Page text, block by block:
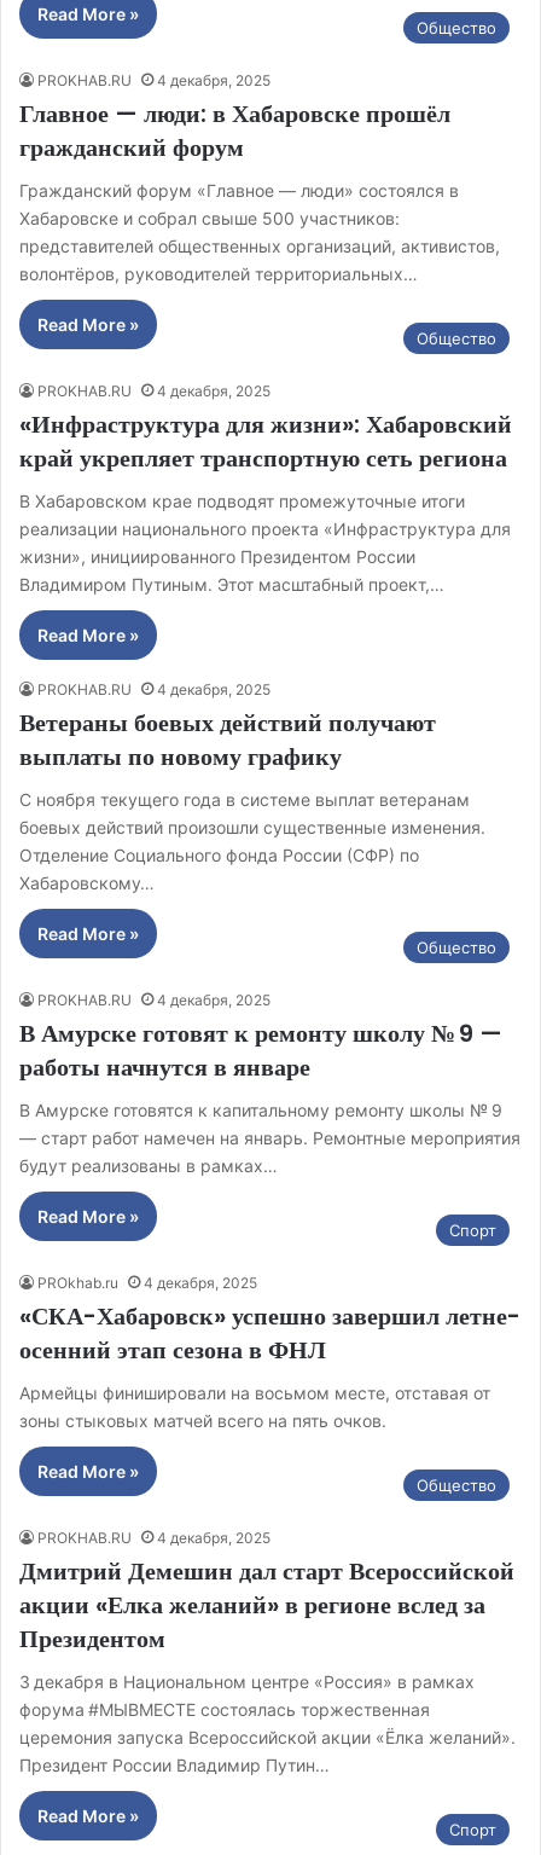
Read More »
Общество
PROKHAB.RU 4 декабря, 2025
Главное — люди: в Хабаровске прошёл
гражданский форум
Гражданский форум «Главное — люди» состоялся в
Хабаровске и собрал свыше 500 участников:
представителей общественных организаций, активистов,
волонтёров, руководителей территориальных…
Read More »
Общество
PROKHAB.RU 4 декабря, 2025
«Инфраструктура для жизни»: Хабаровский
край укрепляет транспортную сеть региона
В Хабаровском крае подводят промежуточные итоги
реализации национального проекта «Инфраструктура для
жизни», инициированного Президентом России
Владимиром Путиным. Этот масштабный проект,…
Read More »
PROKHAB.RU 4 декабря, 2025
Ветераны боевых действий получают
выплаты по новому графику
С ноября текущего года в системе выплат ветеранам
боевых действий произошли существенные изменения.
Отделение Социального фонда России (СФР) по
Хабаровскому…
Read More »
Общество
PROKHAB.RU 4 декабря, 2025
В Амурске готовят к ремонту школу № 9 —
работы начнутся в январе
В Амурске готовятся к капитальному ремонту школы № 9
— старт работ намечен на январь. Ремонтные мероприятия
будут реализованы в рамках…
Read More »
Спорт
PROkhab.ru 4 декабря, 2025
«СКА-Хабаровск» успешно завершил летне-
осенний этап сезона в ФНЛ
Армейцы финишировали на восьмом месте, отставая от
зоны стыковых матчей всего на пять очков.
Read More »
Общество
PROKHAB.RU 4 декабря, 2025
Дмитрий Демешин дал старт Всероссийской
акции «Елка желаний» в регионе вслед за
Президентом
3 декабря в Национальном центре «Россия» в рамках
форума #МЫВМЕСТЕ состоялась торжественная
церемония запуска Всероссийской акции «Ёлка желаний».
Президент России Владимир Путин…
Read More »
Спорт